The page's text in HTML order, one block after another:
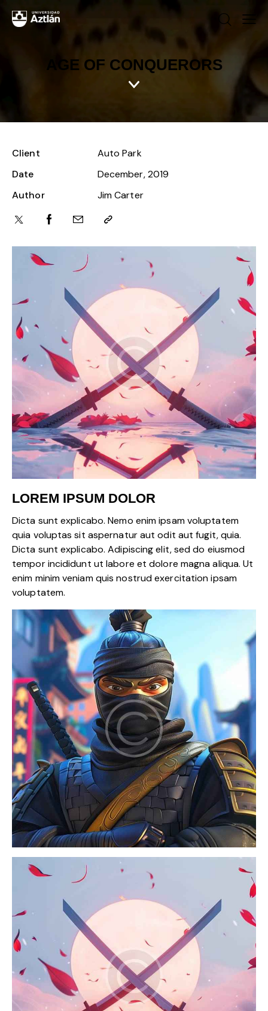
AGE OF CONQUERORS
LOREM IPSUM DOLOR
Dicta sunt explicabo. Nemo enim ipsam voluptatem
quia voluptas sit aspernatur aut odit aut fugit, quia.
Dicta sunt explicabo. Adipiscing elit, sed do eiusmod
tempor incididunt ut labore et dolore magna aliqua. Ut
enim minim veniam quis nostrud exercitation ipsam
voluptatem.
Client
Auto Park
Date
December, 2019
Author
Jim Carter